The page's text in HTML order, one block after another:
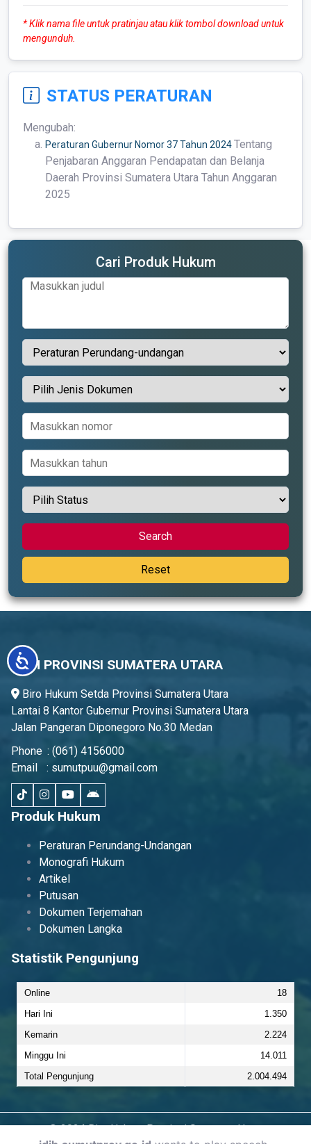
Accessibility
* Klik nama file untuk pratinjau atau klik tombol download untuk
mengunduh.
STATUS PERATURAN
Mengubah:
Peraturan Gubernur Nomor 37 Tahun 2024Tentang
Penjabaran Anggaran Pendapatan dan Belanja
Daerah Provinsi Sumatera Utara Tahun Anggaran
2025
Cari Produk Hukum
Search
Reset
JDIH PROVINSI SUMATERA UTARA
Biro Hukum Setda Provinsi Sumatera Utara
Lantai 8 Kantor Gubernur Provinsi Sumatera Utara
Jalan Pangeran Diponegoro No.30 Medan
Phone : (061) 4156000
Email
: sumutpuu@gmail.com
Produk Hukum
Peraturan Perundang-Undangan
Monografi Hukum
Artikel
Putusan
Dokumen Terjemahan
Dokumen Langka
Statistik Pengunjung
Online
18
Hari Ini
1.350
Kemarin
2.224
Minggu Ini
14.011
Total Pengunjung
2.004.494
© 2024 Biro Hukum Provinsi Sumatera Utara